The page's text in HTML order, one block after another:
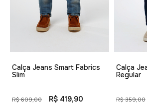
Calça Jeans Smart Fabrics
Slim
R$ 609,00 R$ 419,90
Calça
Regular
R$ 359,00